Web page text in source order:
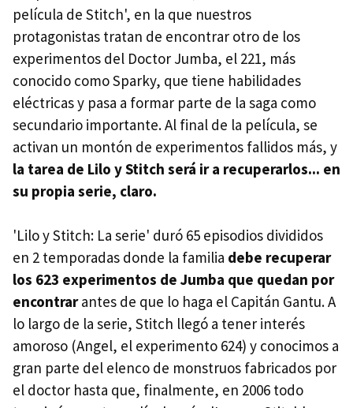
película de Stitch', en la que nuestros
protagonistas tratan de encontrar otro de los
experimentos del Doctor Jumba, el 221, más
conocido como Sparky, que tiene habilidades
eléctricas y pasa a formar parte de la saga como
secundario importante. Al final de la película, se
activan un montón de experimentos fallidos más, y
la tarea de Lilo y Stitch será ir a recuperarlos... en
su propia serie, claro.
'Lilo y Stitch: La serie' duró 65 episodios divididos
en 2 temporadas donde la familia debe recuperar
los 623 experimentos de Jumba que quedan por
encontrarantes de que lo haga el Capitán Gantu. A
lo largo de la serie, Stitch llegó a tener interés
amoroso (Angel, el experimento 624) y conocimos a
gran parte del elenco de monstruos fabricados por
el doctor hasta que, finalmente, en 2006 todo